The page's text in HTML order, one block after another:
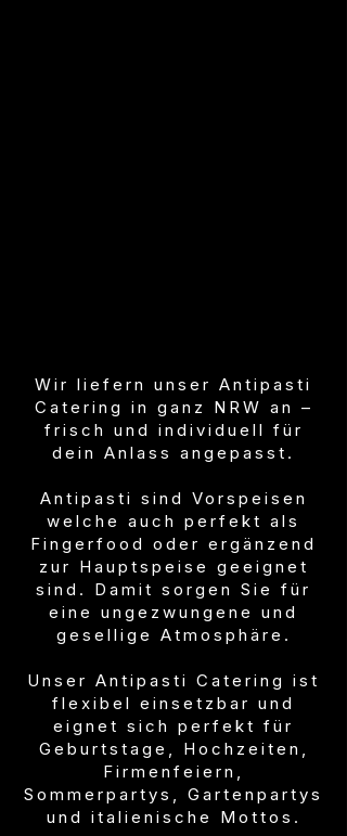
Wir liefern unser Antipasti
Catering in ganz NRW an –
frisch und individuell für
dein Anlass angepasst.
Antipasti sind Vorspeisen
welche auch perfekt als
Fingerfood oder ergänzend
zur Hauptspeise geeignet
sind. Damit sorgen Sie für
eine ungezwungene und
gesellige Atmosphäre.
Unser Antipasti Catering ist
flexibel einsetzbar und
eignet sich perfekt für
Geburtstage, Hochzeiten,
Firmenfeiern,
Sommerpartys, Gartenpartys
und italienische Mottos.